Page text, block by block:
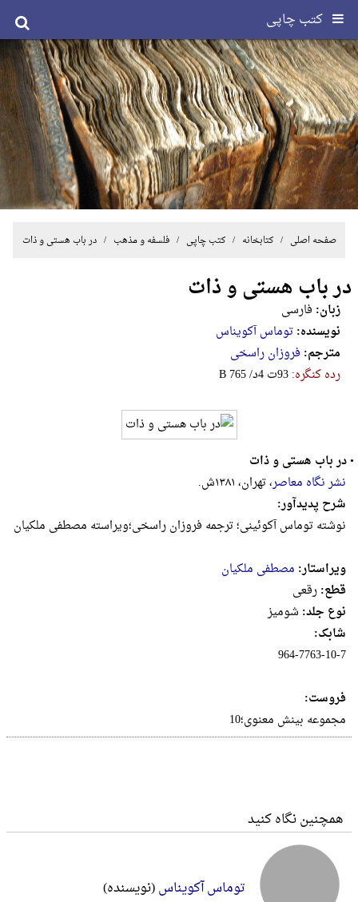
کتب چاپی
صفحه اصلی / کتابخانه /کتب چاپی /فلسفه و مذهب / در باب هستی و ذات
در باب هستی و ذات
زبان: فارسی
نویسنده:توماس آکویناس
مترجم: فروزان راسخی
رده کنگره:‎B‎ ‎7‎6‎5‎ ‎/‎د‎4‎ ‎ت‎9‎3
•در باب هستی و ذات
نشر نگاه معاصر، تهران، ۱۳۸۱ش.
شرح پدیدآور:
نوشته توماس آکوئینی؛ ترجمه فروزان راسخی؛ویراسته‌ مصطفی‌ ملکیان‌
ویراستار: مصطفی ملکیان
قطع:رقعى
نوع جلد: شومیز
شابک:
‎964-7763-10-7‬
فروست:
مجموعه‌ بینش‌ معنوی‌؛10
همچنین نگاه کنید
توماس آکویناس(نویسنده)